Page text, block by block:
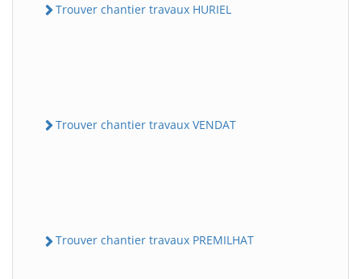
Trouver chantier travaux HURIEL
Trouver chantier travaux VENDAT
Trouver chantier travaux PREMILHAT